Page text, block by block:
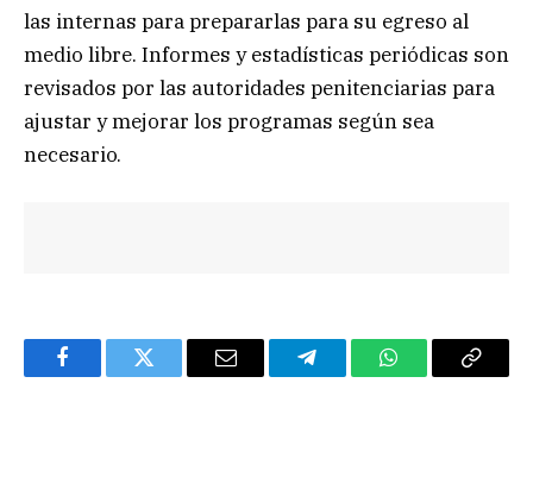
las internas para prepararlas para su egreso al
medio libre. Informes y estadísticas periódicas son
revisados por las autoridades penitenciarias para
ajustar y mejorar los programas según sea
necesario.
FacebookTwitter Email TelegramWhatsAppCopy